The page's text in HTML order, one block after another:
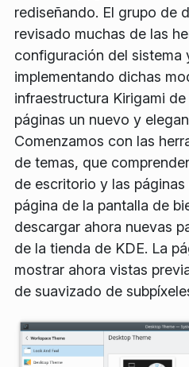
rediseñando. El grupo de
revisado muchas de las
configuración del sistema
implementando dichas
infraestructura Kirigami
páginas un nuevo y
Comenzamos con las
de temas, que
de escritorio y las
página de la pantalla de
descargar ahora nuevas
de la tienda de KDE. La
mostrar ahora vistas
de suavizado de